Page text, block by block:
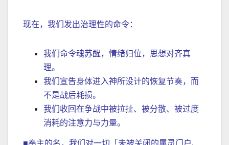
现在，我们发出治理性的命令：
我们命令魂苏醒，情绪归位，思想对齐真
理。
我们宣告身体进入神所设计的恢复节奏，而
不是战后耗损。
我们收回在争战中被拉扯、被分散、被过度
消耗的注意力与力量。
■奉主的名，我们对一切「未被关闭的属灵门户、